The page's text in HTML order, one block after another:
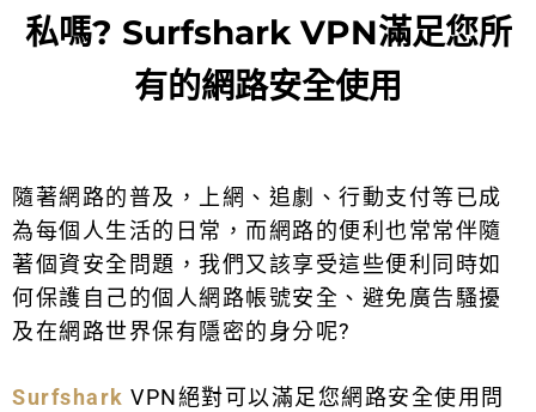
私嗎? Surfshark VPN滿足您所
有的網路安全使用
隨著網路的普及，上網、追劇、行動支付等已成
為每個人生活的日常，而網路的便利也常常伴隨
著個資安全問題，我們又該享受這些便利同時如
何保護自己的個人網路帳號安全、避免廣告騷擾
及在網路世界保有隱密的身分呢?
Surfshark VPN絕對可以滿足您網路安全使用問